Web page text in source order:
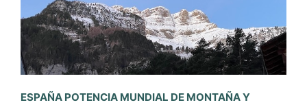
ESPAÑA POTENCIA MUNDIAL DE MONTAÑA Y